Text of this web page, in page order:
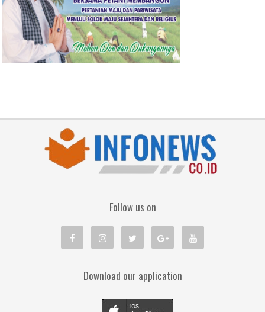
Follow us on
Download our application